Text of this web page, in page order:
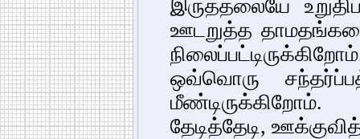
இருத்தலையே
ஊடறுத்த
ஒவ்வொரு
தேடித்தேடி,